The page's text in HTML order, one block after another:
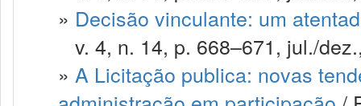
» Decisão vinculante: um
v. 4, n. 14, p. 668–671, jul./
» A Licitação publica: novas